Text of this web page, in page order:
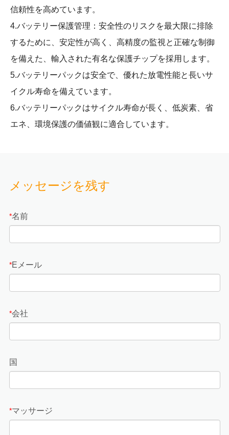
信頼性を高めています。
4.バッテリー保護管理：安全性のリスクを最大限に排除
するために、安定性が高く、高精度の監視と正確な制御
を備えた、輸入された有名な保護チップを採用します。
5.バッテリーパックは安全で、優れた放電性能と長いサ
イクル寿命を備えています。
6.バッテリーパックはサイクル寿命が長く、低炭素、省
エネ、環境保護の価値観に適合しています。
メッセージを残す
*名前
*Eメール
*会社
国
*マッサージ